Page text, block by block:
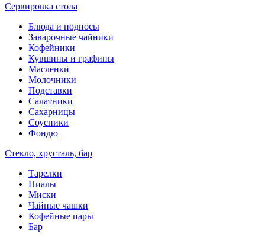
Сервировка стола
Блюда и подносы
Заварочные чайники
Кофейники
Кувшины и графины
Масленки
Молочники
Подставки
Салатники
Сахарницы
Соусники
Фондю
Стекло, хрусталь, бар
Тарелки
Пиалы
Миски
Чайные чашки
Кофейные пары
Бар